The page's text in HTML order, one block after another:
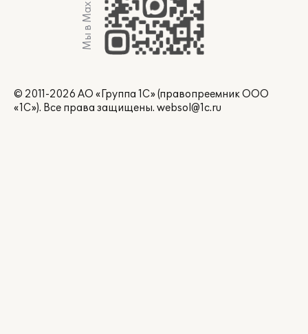
Мы в Max
© 2011-2026 АО «Группа 1С» (правопреемник ООО
«1С»). Все права защищены. websol@1c.ru